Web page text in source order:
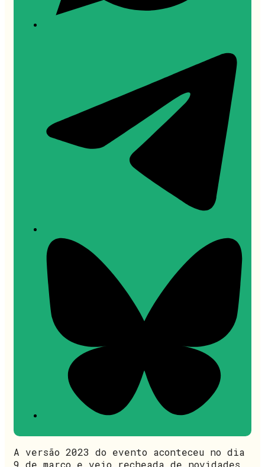
A versão 2023 do evento aconteceu no dia
9 de março e veio recheada de novidades